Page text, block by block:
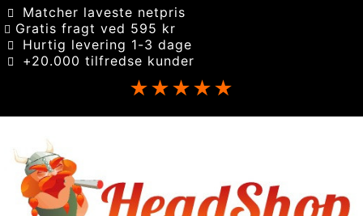
Matcher laveste netpris
Gratis fragt ved 595 kr
Hurtig levering 1-3 dage
+20.000 tilfredse kunder
★★★★★